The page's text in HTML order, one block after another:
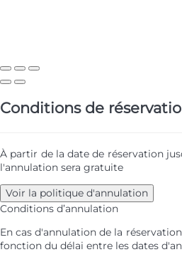
Conditions de
À partir de la date de réservation
l'annulation sera gratuite
Voir la politique d'annulation
Conditions d’annulation
En cas d'annulation de la
fonction du délai entre les dates